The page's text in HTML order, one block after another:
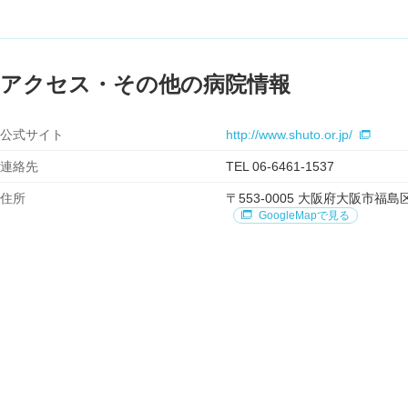
アクセス・その他の病院情報
公式サイト http://www.shuto.or.jp/
連絡先 TEL 06-6461-1537
住所 〒553-0005 大阪府大阪市福島
GoogleMapで見る